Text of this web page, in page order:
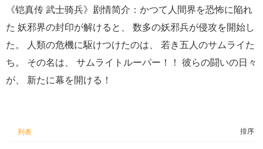
《铠真传 武士骑兵》剧情简介：かつて人間界を恐怖に陥れ
た 妖邪界の封印が解けると、 数多の妖邪兵が侵攻を開始し
た。 人類の危機に駆けつけたのは、 若き五人のサムライた
ち。 その名は、 サムライトルーパー！！ 彼らの闘いの日々
が、 新たに幕を開ける！
排序
列表